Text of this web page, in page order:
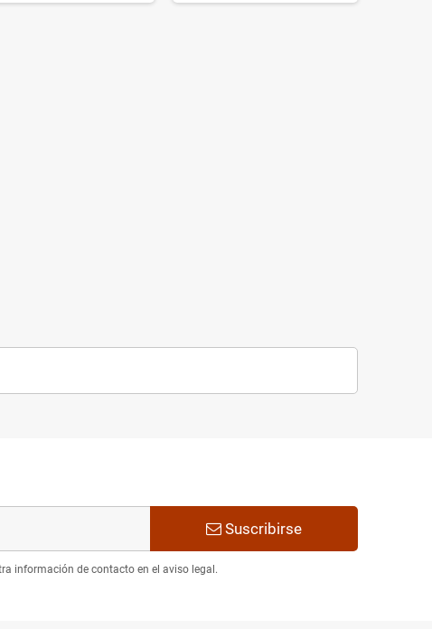
Suscribirse
información de contacto en el aviso legal.